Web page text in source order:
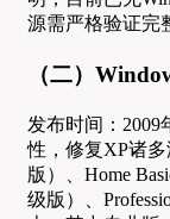
源需严格验证完
（二）
发布时间：2009
性，修复XP诸
版）、Home
级版）、